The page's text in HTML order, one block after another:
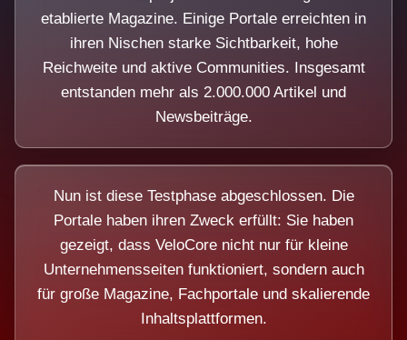
etablierte Magazine. Einige Portale erreichten in
ihren Nischen starke Sichtbarkeit, hohe
Reichweite und aktive Communities. Insgesamt
entstanden mehr als 2.000.000 Artikel und
Newsbeiträge.
Nun ist diese Testphase abgeschlossen. Die
Portale haben ihren Zweck erfüllt: Sie haben
gezeigt, dass VeloCore nicht nur für kleine
Unternehmensseiten funktioniert, sondern auch
für große Magazine, Fachportale und skalierende
Inhaltsplattformen.